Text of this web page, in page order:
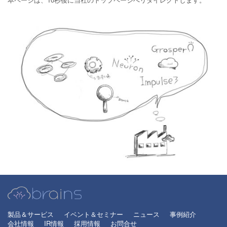
製品＆サービス イベント＆セミナー ニュース
事例紹介
会社情報
IR情報 採用情報 お問合せ